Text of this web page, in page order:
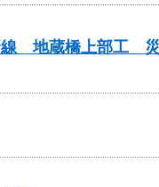
線 地蔵橋上部工